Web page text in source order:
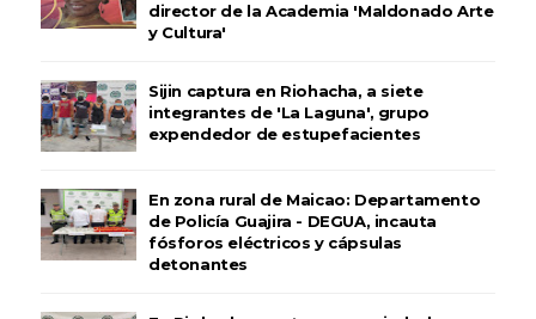
director de la Academia 'Maldonado Arte
y Cultura'
Sijin captura en Riohacha, a siete
integrantes de 'La Laguna', grupo
expendedor de estupefacientes
En zona rural de Maicao: Departamento
de Policía Guajira - DEGUA, incauta
fósforos eléctricos y cápsulas
detonantes